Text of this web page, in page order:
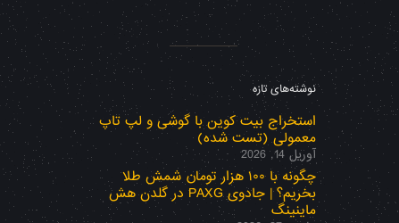
نوشته‌های تازه
استخراج بیت کوین با گوشی و لپ تاپ
معمولی (تست شده)
آوریل 14, 2026
چگونه با ۱۰۰ هزار تومان شمش طلا
بخریم؟ | جادوی PAXG در گلدن هش
ماینینگ